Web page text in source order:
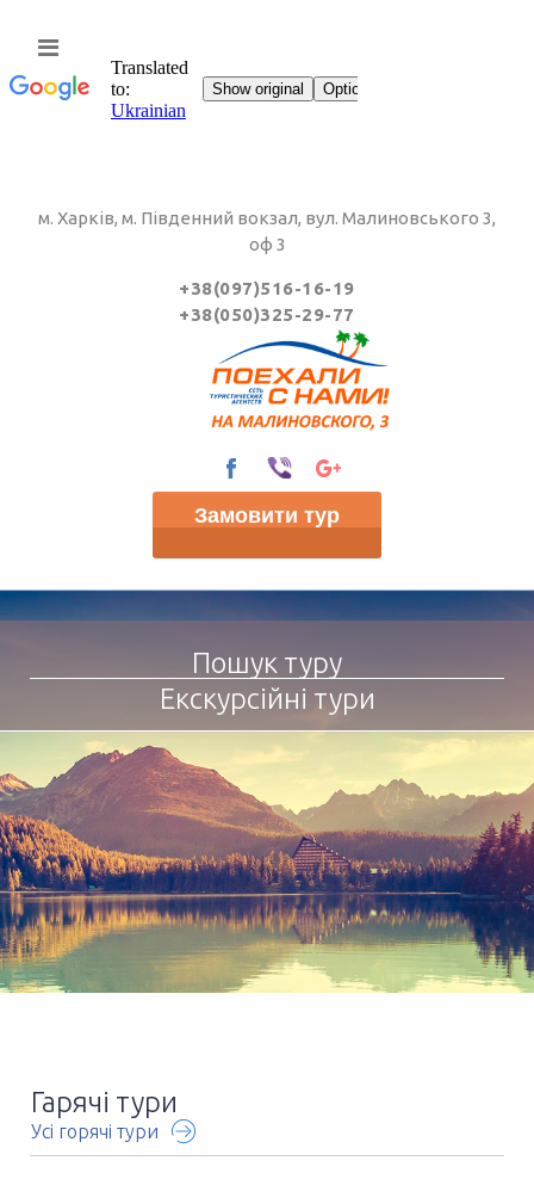
м. Харків, м. Південний вокзал, вул. Малиновського 3,
оф 3
+38(097)516-16-19
+38(050)325-29-77
Замовити тур
Пошук туру
Екскурсійні тури
Гарячі тури
Усі горячі тури